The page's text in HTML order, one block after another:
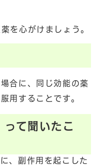
を心がけましょう。
合に、同じ効能の薬
用することです。
って聞いたこ
、副作用を起こした